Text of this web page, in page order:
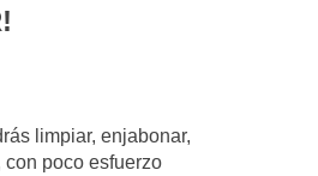
limpiar, enjabonar,
con poco esfuerzo